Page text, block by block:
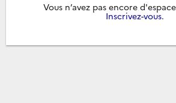
Vous n’avez pas encore
Inscrivez-vous.